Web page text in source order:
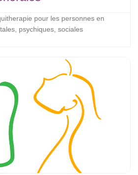
pour les personnes en
psychiques, sociales